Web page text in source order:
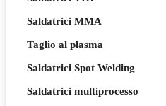
Saldatrici MMA
Taglio al plasma
Saldatrici Spot Welding
Saldatrici multiprocesso